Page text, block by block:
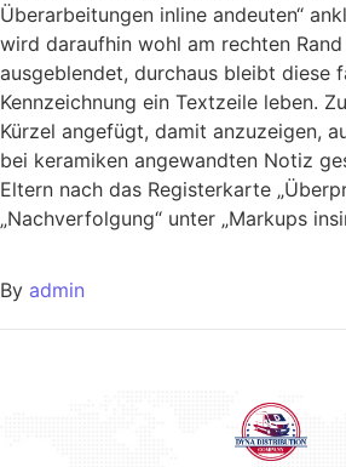
Überarbeitungen inline andeuten“
wird daraufhin wohl am rechten
ausgeblendet, durchaus bleibt diese
Kennzeichnung ein Textzeile leben.
Kürzel angefügt, damit anzuzeigen,
bei keramiken angewandten Notiz
Eltern nach das Registerkarte
„Nachverfolgung“ unter „Markups
By admin